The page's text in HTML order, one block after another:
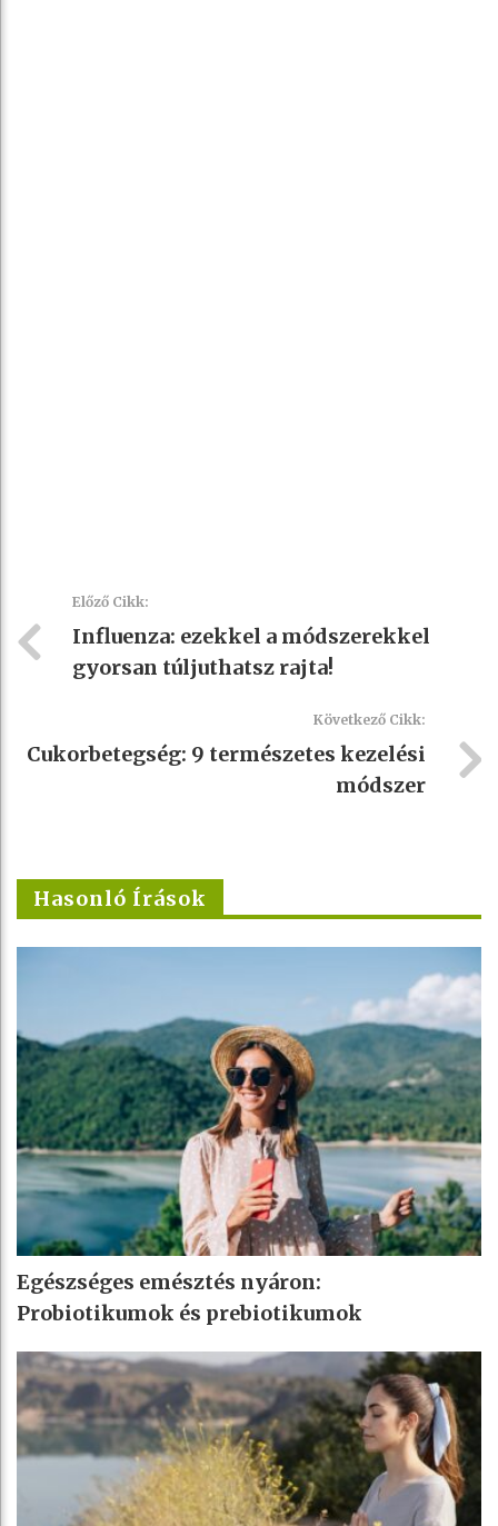
Előző Cikk:
Influenza: ezekkel a módszerekkel
gyorsan túljuthatsz rajta!
Következő Cikk:
Cukorbetegség: 9 természetes kezelési
módszer
Hasonló Írások
Egészséges emésztés nyáron:
Probiotikumok és prebiotikumok